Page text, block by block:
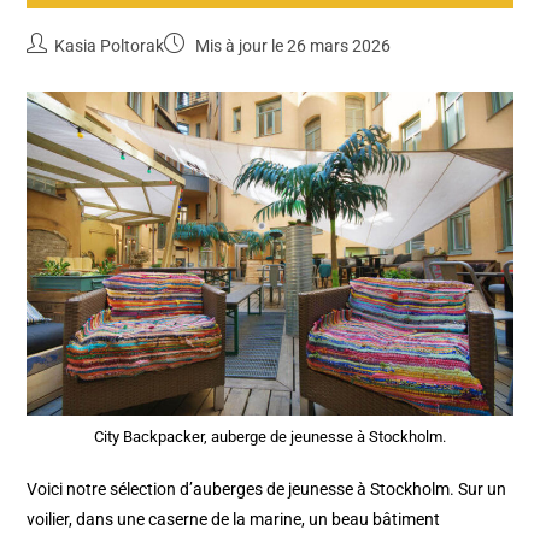
Kasia Poltorak Mis à jour le 26 mars 2026
City Backpacker, auberge de jeunesse à Stockholm.
Voici notre sélection d’auberges de jeunesse à Stockholm. Sur un
voilier, dans une caserne de la marine, un beau bâtiment